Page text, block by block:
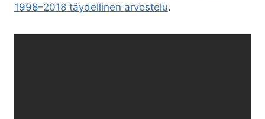
1998–2018 täydellinen arvostelu.